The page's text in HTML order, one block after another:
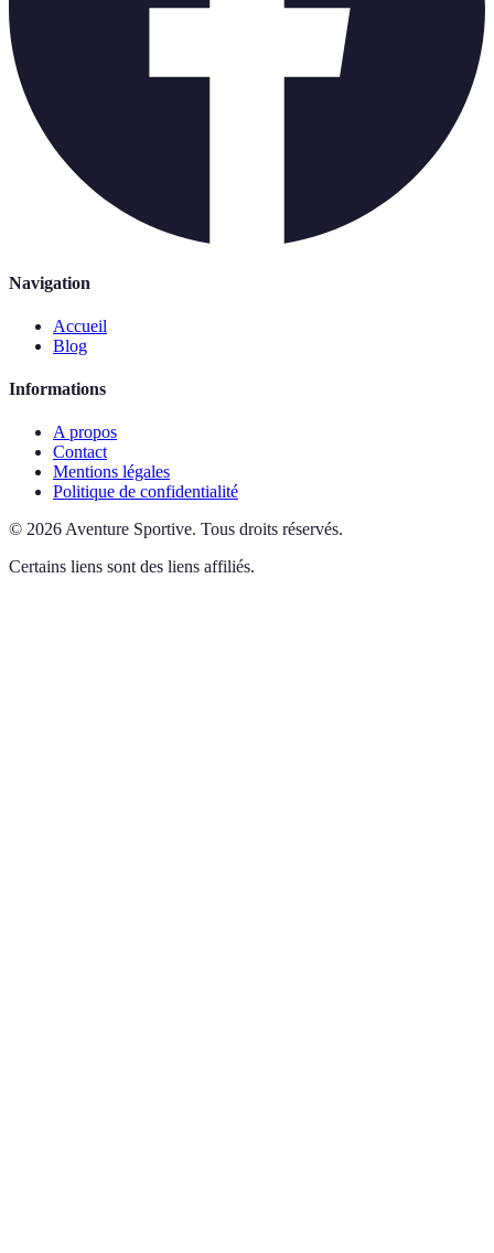
Navigation
Accueil
Blog
Informations
A propos
Contact
Mentions légales
Politique de confidentialité
© 2026Aventure Sportive. Tous droits réservés.
Certains liens sont des liens affiliés.